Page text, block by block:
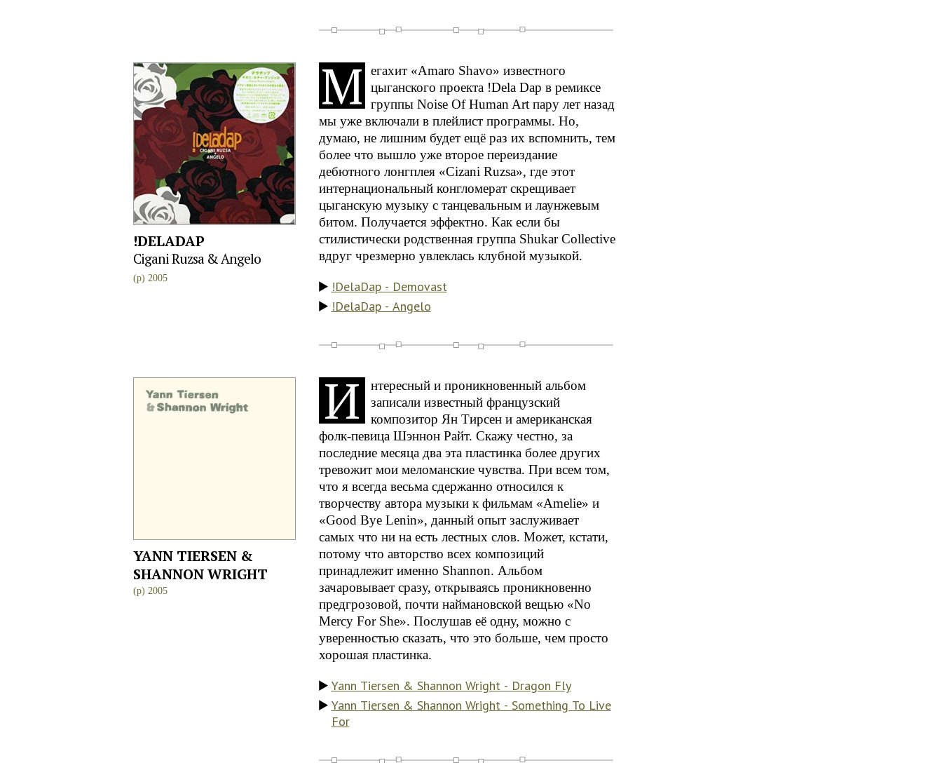
!DELADAP
Cigani Ruzsa & Angelo
(p) 2005
М егахит «Amaro Shavo» известного
цыганского проекта !Dela Dap в ремиксе
группы Noise Of Human Art пару лет назад
мы уже включали в плейлист программы. Но,
думаю, не лишним будет ещё раз их вспомнить, тем
более что вышло уже второе переиздание
дебютного лонгплея «Cizani Ruzsa», где этот
интернациональный конгломерат скрещивает
цыганскую музыку с танцевальным и лаунжевым
битом. Получается эффектно. Как если бы
стилистически родственная группа Shukar Collective
вдруг чрезмерно увлеклась клубной музыкой.
!DelaDap - Demovast
!DelaDap - Angelo
YANN TIERSEN &
SHANNON WRIGHT
(p) 2005
И
нтересный и проникновенный альбом
записали известный французский
композитор Ян Тирсен и американская
фолк-певица Шэннон Райт. Скажу честно, за
последние месяца два эта пластинка более других
тревожит мои меломанские чувства. При всем том,
что я всегда весьма сдержанно относился к
творчеству автора музыки к фильмам «Amelie» и
«Good Bye Lenin», данный опыт заслуживает
самых что ни на есть лестных слов. Может, кстати,
потому что авторство всех композиций
принадлежит именно Shannon. Альбом
зачаровывает сразу, открываясь проникновенно
предгрозовой, почти наймановской вещью «No
Mercy For She». Послушав её одну, можно с
уверенностью сказать, что это больше, чем просто
хорошая пластинка.
Yann Tiersen & Shannon Wright - Dragon Fly
Yann Tiersen & Shannon Wright - Something To Live
For